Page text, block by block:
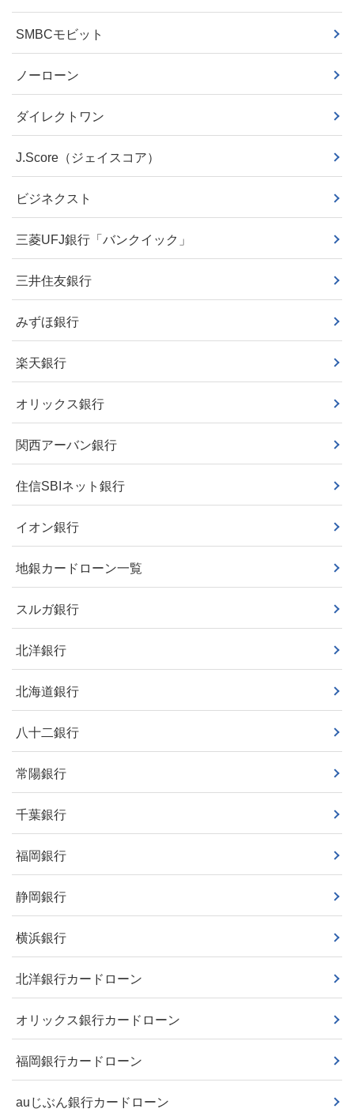
SMBCモビット
ノーローン
ダイレクトワン
J.Score（ジェイスコア）
ビジネクスト
三菱UFJ銀行「バンクイック」
三井住友銀行
みずほ銀行
楽天銀行
オリックス銀行
関西アーバン銀行
住信SBIネット銀行
イオン銀行
地銀カードローン一覧
スルガ銀行
北洋銀行
北海道銀行
八十二銀行
常陽銀行
千葉銀行
福岡銀行
静岡銀行
横浜銀行
北洋銀行カードローン
オリックス銀行カードローン
福岡銀行カードローン
auじぶん銀行カードローン